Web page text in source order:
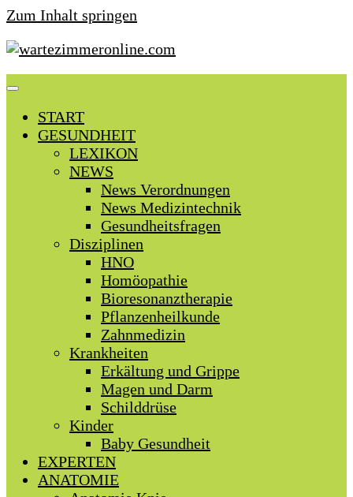
Zum Inhalt springen
START
GESUNDHEIT
LEXIKON
NEWS
News Verordnungen
News Medizintechnik
Gesundheitsfragen
Disziplinen
HNO
Homöopathie
Bioresonanztherapie
Pflanzenheilkunde
Zahnmedizin
Krankheiten
Erkältung und Grippe
Magen und Darm
Schilddrüse
Kinder
Baby Gesundheit
EXPERTEN
ANATOMIE